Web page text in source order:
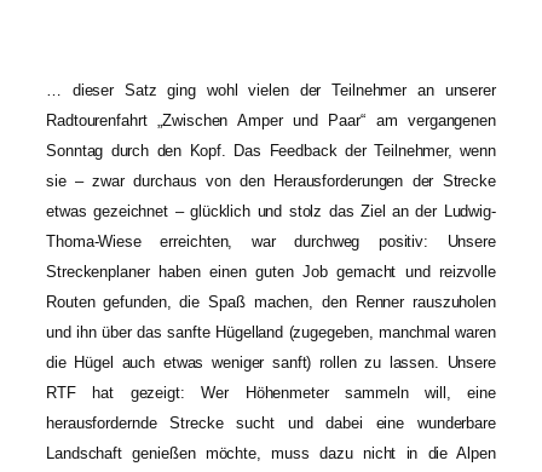
… dieser Satz ging wohl vielen der Teilnehmer an unserer
Radtourenfahrt „Zwischen Amper und Paar“ am vergangenen
Sonntag durch den Kopf. Das Feedback der Teilnehmer, wenn
sie – zwar durchaus von den Herausforderungen der Strecke
etwas gezeichnet – glücklich und stolz das Ziel an der Ludwig-
Thoma-Wiese erreichten, war durchweg positiv: Unsere
Streckenplaner haben einen guten Job gemacht und reizvolle
Routen gefunden, die Spaß machen, den Renner rauszuholen
und ihn über das sanfte Hügelland (zugegeben, manchmal waren
die Hügel auch etwas weniger sanft) rollen zu lassen. Unsere
RTF hat gezeigt: Wer Höhenmeter sammeln will, eine
herausfordernde Strecke sucht und dabei eine wunderbare
Landschaft genießen möchte, muss dazu nicht in die Alpen